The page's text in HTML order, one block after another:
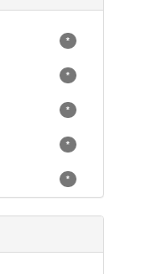
*
*
*
*
*
*
*
*
*
*
*
*
*